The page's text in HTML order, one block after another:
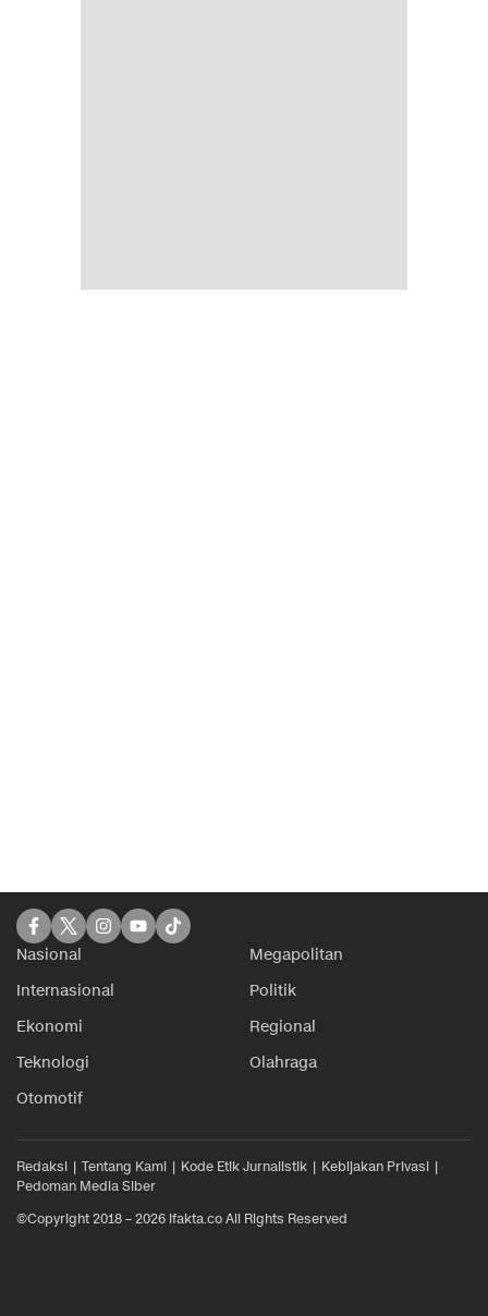
Nasional
Megapolitan
Internasional
Politik
Ekonomi
Regional
Teknologi
Olahraga
Otomotif
Redaksi Tentang Kami Kode Etik Jurnalistik
Kebijakan Privasi
Pedoman Media Siber
©Copyright 2018 – 2026 ifakta.co All Rights Reserved